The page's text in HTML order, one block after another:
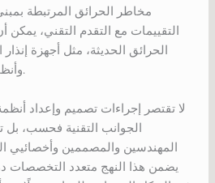
مخاطر الحرائق المرتبطة
التقييمات مع التقدم التقني، يمكن
الحرائق الحديثة، مثل أجهزة
وأنظمة إدارة المباني المتكاملة.
لا تقتصر إجراءات تصميم وإعداد
الجوانب التقنية فحسب، بل
المهندسين والمصممين وأخصائيي
يضمن هذا النهج متعدد التخصصات